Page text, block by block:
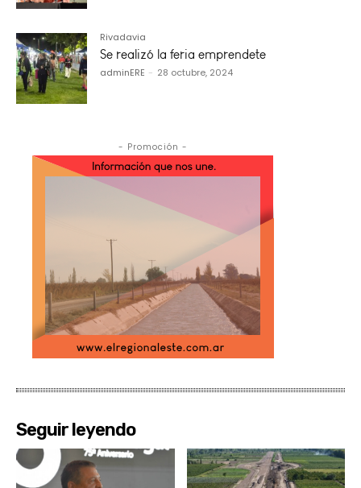
Rivadavia
Se realizó la feria emprendete
adminERE - 28 octubre, 2024
- Promoción -
Seguir leyendo